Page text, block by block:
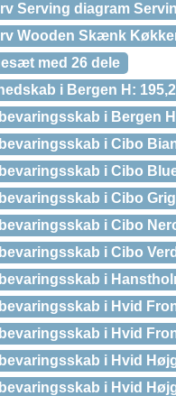
Serving diagram
Wooden Skænk
med 26 dele
i Bergen H:
i Bergen
i Cibo
i Cibo
i Cibo
i Cibo
i Cibo
i
i Hvid
i Hvid
i Hvid
i Hvid